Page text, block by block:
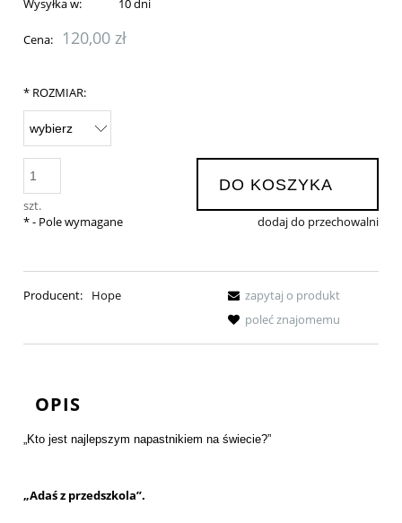
Wysyłka w:
10 dni
Cena: 120,00 zł
* ROZMIAR:
szt.
DO KOSZYKA
dodaj do przechowalni
*- Pole wymagane
Producent: Hope
zapytaj o produkt
poleć znajomemu
OPIS
„Kto jest najlepszym napastnikiem na świecie?”
„Adaś z przedszkola”.